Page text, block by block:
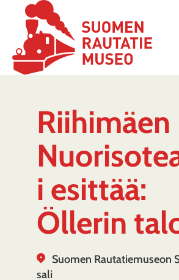
Riihimäen
i esittää:
Öllerin
Suomen Rautatiemuseon
sali